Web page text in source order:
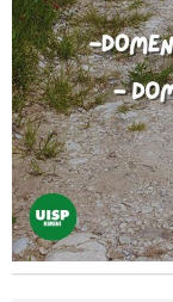
Ddl Lobby, Uisp: